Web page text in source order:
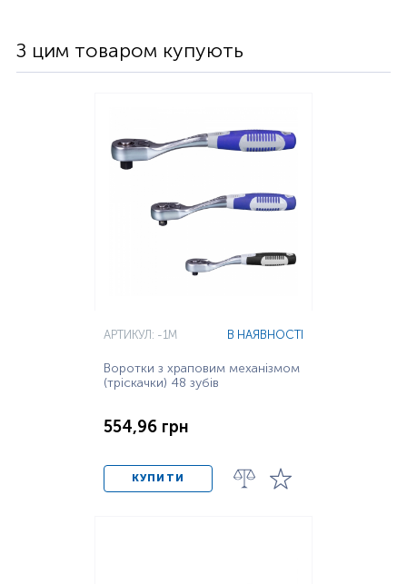
З цим товаром купують
АРТИКУЛ: -1M В НАЯВНОСТІ
Воротки з храповим механізмом
(тріскачки) 48 зубів
554,96 грн
КУПИТИ